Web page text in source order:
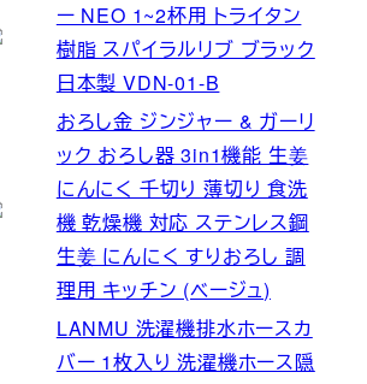
ー NEO 1~2杯用 トライタン
樹脂 スパイラルリブ ブラック
日本製 VDN-01-B
おろし金 ジンジャー & ガーリ
ック おろし器 3in1機能 生姜
にんにく 千切り 薄切り 食洗
機 乾燥機 対応 ステンレス鋼
生姜 にんにく すりおろし 調
理用 キッチン (ベージュ)
LANMU 洗濯機排水ホースカ
バー 1枚入り 洗濯機ホース隠